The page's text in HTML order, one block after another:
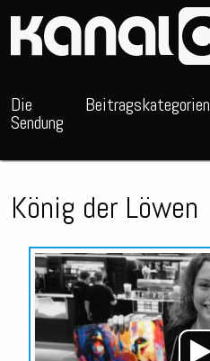
Die
Sendung
Beitragskategorien
König der Löwen